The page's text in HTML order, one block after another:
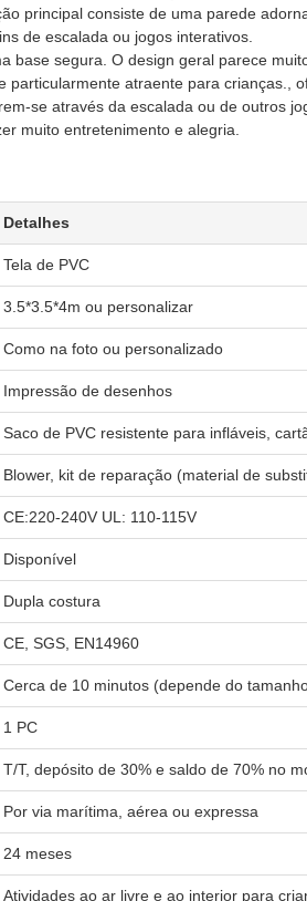
principal consiste de uma parede
de escalada ou jogos interativos.
base segura. O design geral parece
particularmente atraente para crianças.,
se através da escalada ou de outros
muito entretenimento e alegria.
Detalhes
Tela de PVC
3.5*3.5*4m ou personalizar
Como na foto ou personalizado
Impressão de desenhos
Saco de PVC resistente para infláveis,
Blower, kit de reparação (material de
CE:220-240V UL: 110-115V
Disponível
Dupla costura
CE, SGS, EN14960
Cerca de 10 minutos (depende do
1 PC
T/T, depósito de 30% e saldo de 70% no
Por via marítima, aérea ou expressa
24 meses
Atividades ao ar livre e ao interior para